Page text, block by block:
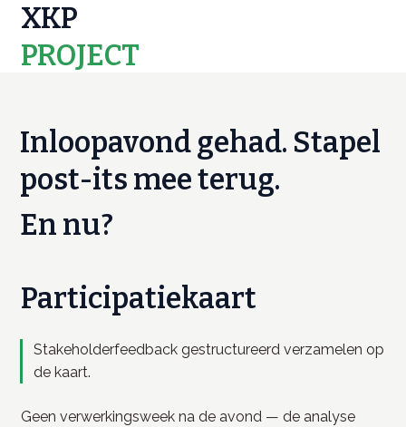
XKP
PROJECT
Inloopavond gehad. Stapel
post-its mee terug.
En nu?
Participatiekaart
Stakeholderfeedback gestructureerd verzamelen op
de kaart.
Geen verwerkingsweek na de avond — de analyse